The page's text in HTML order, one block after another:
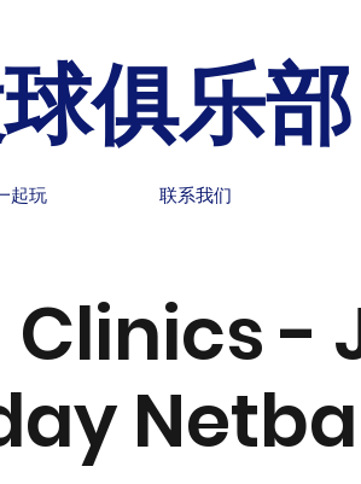
俱乐部
起玩 联系我们
Clinics -